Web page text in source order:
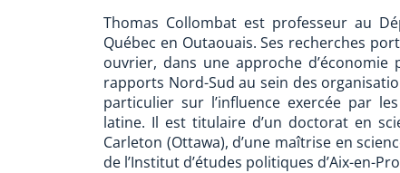
Thomas Collombat est professeur au
Québec en Outaouais. Ses recherches
ouvrier, dans une approche
rapports Nord-Sud au sein des
particulier sur l’influence exercée par
latine. Il est titulaire d’un doctorat en
Carleton (Ottawa), d’une maîtrise en
de l’Institut d’études politiques d’Aix-en-